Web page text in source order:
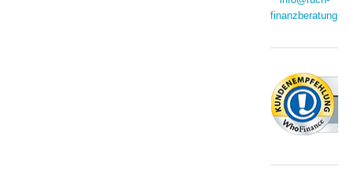
finanzberatung.de